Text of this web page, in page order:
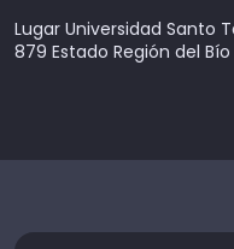
Lugar Universidad Santo
879 Estado Región del